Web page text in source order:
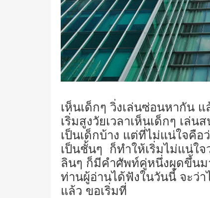
เห็นเด็กๆ วิ่งเล่นซ่อนหากัน
เริ่มสูงวัยเวลาเห็นเด็กๆ เล่
เป็นเด็กบ้าง แต่ที่ไม่แน่ใจคื
เป็นชั้นๆ ก็ทำให้เริ่มไม่แน่ใ
ลินๆ ก็มีคำศัพท์คู่หนึ่งผุดขึ้นม
ท่านผู้อ่านได้ฟังในวันนี้ จะว่า
แล้ว ขอเริ่มที่